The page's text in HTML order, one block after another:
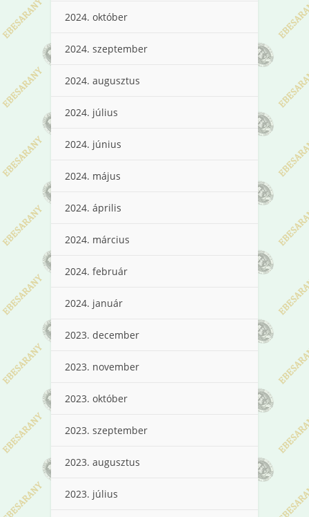
2024. október
2024. szeptember
2024. augusztus
2024. július
2024. június
2024. május
2024. április
2024. március
2024. február
2024. január
2023. december
2023. november
2023. október
2023. szeptember
2023. augusztus
2023. július